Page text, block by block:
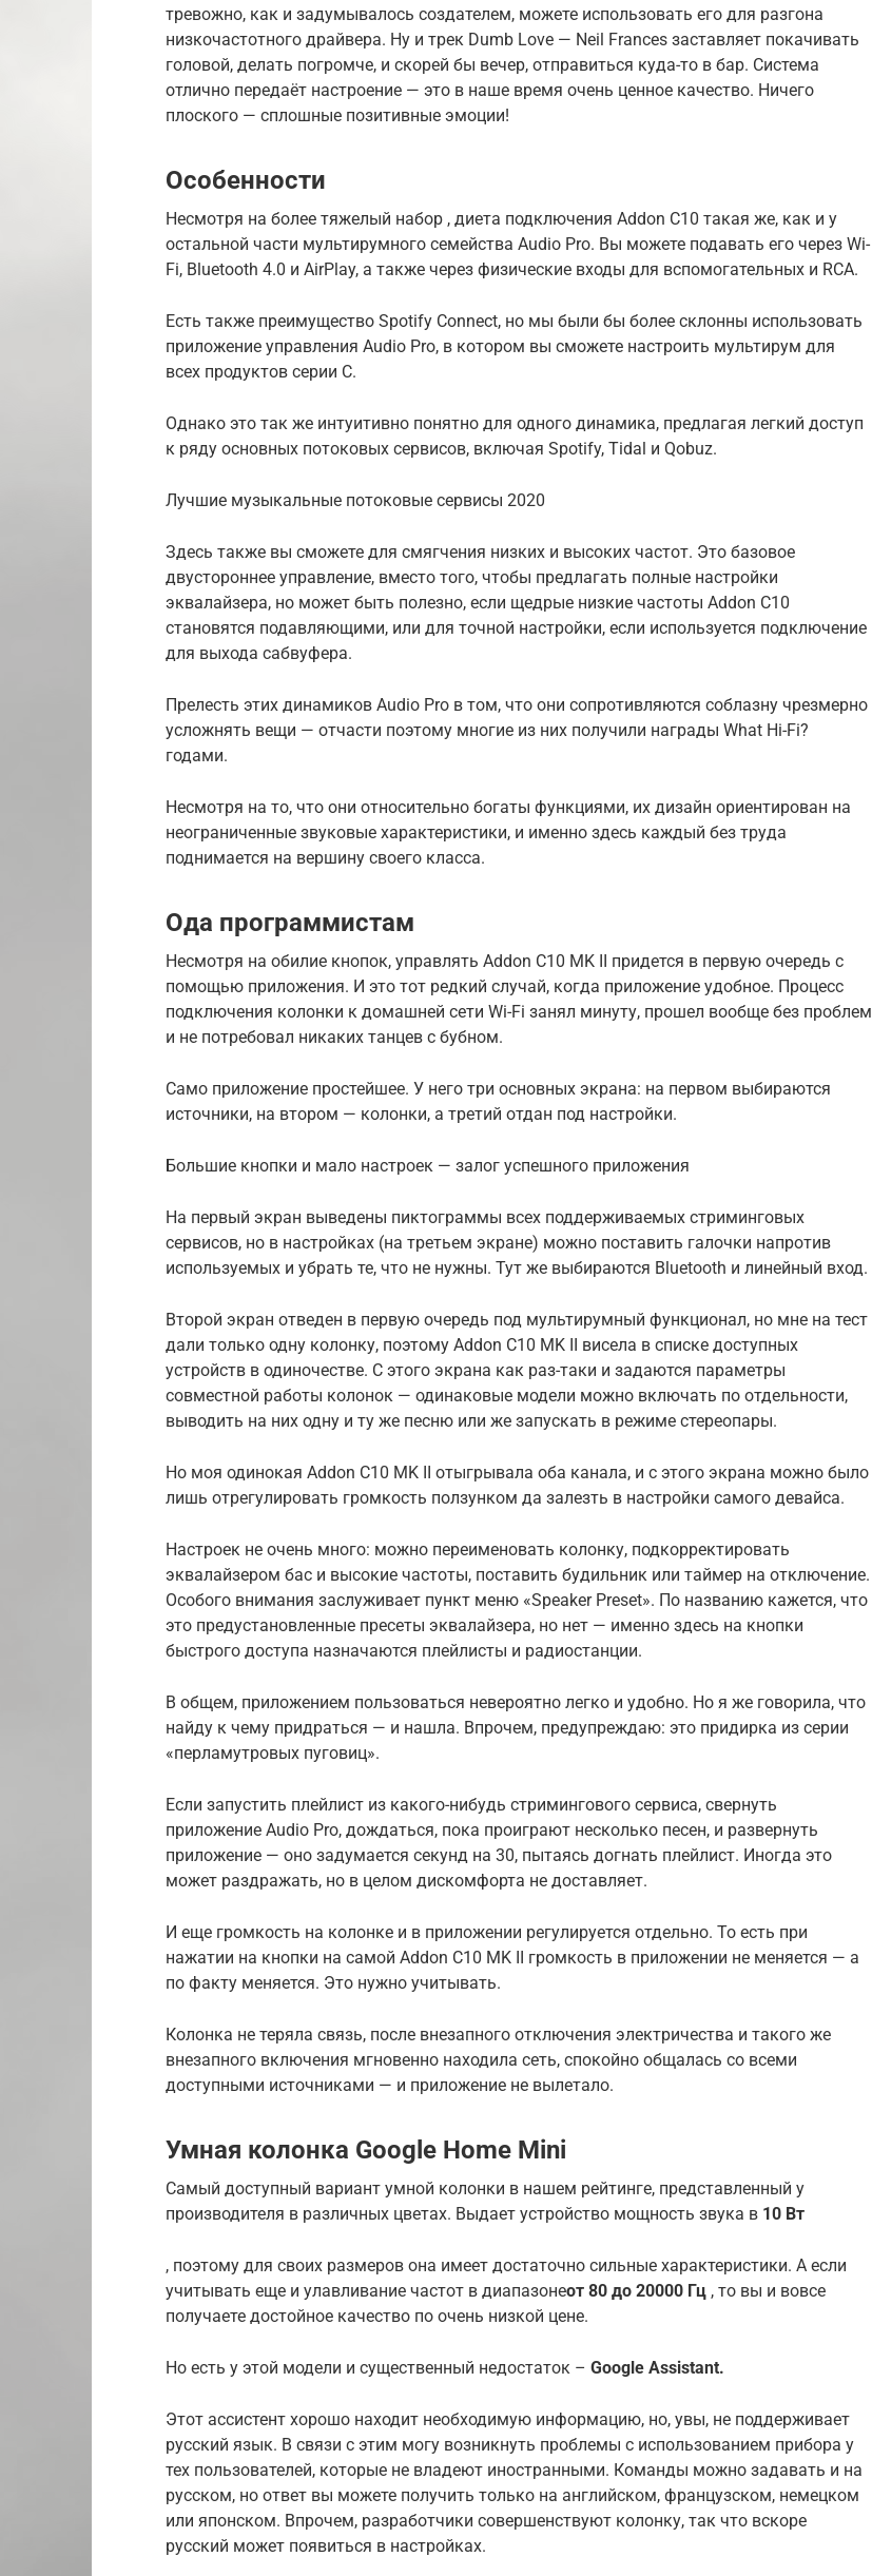
тревожно, как и задумывалось создателем, можете использовать его для разгона
низкочастотного драйвера. Ну и трек Dumb Love — Neil Frances заставляет покачивать
головой, делать погромче, и скорей бы вечер, отправиться куда-то в бар. Система
отлично передаёт настроение — это в наше время очень ценное качество. Ничего
плоского — сплошные позитивные эмоции!
Особенности
Несмотря на более тяжелый набор , диета подключения Addon C10 такая же, как и у
остальной части мультирумного семейства Audio Pro. Вы можете подавать его через Wi-
Fi, Bluetooth 4.0 и AirPlay, а также через физические входы для вспомогательных и RCA.
Есть также преимущество Spotify Connect, но мы были бы более склонны использовать
приложение управления Audio Pro, в котором вы сможете настроить мультирум для
всех продуктов серии C.
Однако это так же интуитивно понятно для одного динамика, предлагая легкий доступ
к ряду основных потоковых сервисов, включая Spotify, Tidal и Qobuz.
Лучшие музыкальные потоковые сервисы 2020
Здесь также вы сможете для смягчения низких и высоких частот. Это базовое
двустороннее управление, вместо того, чтобы предлагать полные настройки
эквалайзера, но может быть полезно, если щедрые низкие частоты Addon C10
становятся подавляющими, или для точной настройки, если используется подключение
для выхода сабвуфера.
Прелесть этих динамиков Audio Pro в том, что они сопротивляются соблазну чрезмерно
усложнять вещи — отчасти поэтому многие из них получили награды What Hi-Fi?
годами.
Несмотря на то, что они относительно богаты функциями, их дизайн ориентирован на
неограниченные звуковые характеристики, и именно здесь каждый без труда
поднимается на вершину своего класса.
Ода программистам
Несмотря на обилие кнопок, управлять Addon C10 MK II придется в первую очередь с
помощью приложения. И это тот редкий случай, когда приложение удобное. Процесс
подключения колонки к домашней сети Wi-Fi занял минуту, прошел вообще без проблем
и не потребовал никаких танцев с бубном.
Само приложение простейшее. У него три основных экрана: на первом выбираются
источники, на втором — колонки, а третий отдан под настройки.
Большие кнопки и мало настроек — залог успешного приложения
На первый экран выведены пиктограммы всех поддерживаемых стриминговых
сервисов, но в настройках (на третьем экране) можно поставить галочки напротив
используемых и убрать те, что не нужны. Тут же выбираются Bluetooth и линейный вход.
Второй экран отведен в первую очередь под мультирумный функционал, но мне на тест
дали только одну колонку, поэтому Addon C10 MK II висела в списке доступных
устройств в одиночестве. С этого экрана как раз-таки и задаются параметры
совместной работы колонок — одинаковые модели можно включать по отдельности,
выводить на них одну и ту же песню или же запускать в режиме стереопары.
Но моя одинокая Addon C10 MK II отыгрывала оба канала, и с этого экрана можно было
лишь отрегулировать громкость ползунком да залезть в настройки самого девайса.
Настроек не очень много: можно переименовать колонку, подкорректировать
эквалайзером бас и высокие частоты, поставить будильник или таймер на отключение.
Особого внимания заслуживает пункт меню «Speaker Preset». По названию кажется, что
это предустановленные пресеты эквалайзера, но нет — именно здесь на кнопки
быстрого доступа назначаются плейлисты и радиостанции.
В общем, приложением пользоваться невероятно легко и удобно. Но я же говорила, что
найду к чему придраться — и нашла. Впрочем, предупреждаю: это придирка из серии
«перламутровых пуговиц».
Если запустить плейлист из какого-нибудь стримингового сервиса, свернуть
приложение Audio Pro, дождаться, пока проиграют несколько песен, и развернуть
приложение — оно задумается секунд на 30, пытаясь догнать плейлист. Иногда это
может раздражать, но в целом дискомфорта не доставляет.
И еще громкость на колонке и в приложении регулируется отдельно. То есть при
нажатии на кнопки на самой Addon C10 MK II громкость в приложении не меняется — а
по факту меняется. Это нужно учитывать.
Колонка не теряла связь, после внезапного отключения электричества и такого же
внезапного включения мгновенно находила сеть, спокойно общалась со всеми
доступными источниками — и приложение не вылетало.
Умная колонка Google Home Mini
Самый доступный вариант умной колонки в нашем рейтинге, представленный у
производителя в различных цветах. Выдает устройство мощность звука в 10 Вт
, поэтому для своих размеров она имеет достаточно сильные характеристики. А если
учитывать еще и улавливание частот в диапазонеот 80 до 20000 Гц , то вы и вовсе
получаете достойное качество по очень низкой цене.
Но есть у этой модели и существенный недостаток – Google Assistant.
Этот ассистент хорошо находит необходимую информацию, но, увы, не поддерживает
русский язык. В связи с этим могу возникнуть проблемы с использованием прибора у
тех пользователей, которые не владеют иностранными. Команды можно задавать и на
русском, но ответ вы можете получить только на английском, французском, немецком
или японском. Впрочем, разработчики совершенствуют колонку, так что вскоре
русский может появиться в настройках.